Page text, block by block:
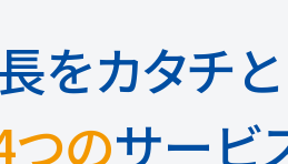
をカタチ
つのサービ